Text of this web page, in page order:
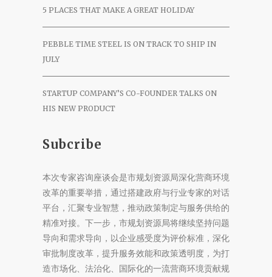
5 PLACES THAT MAKE A GREAT HOLIDAY
PEBBLE TIME STEEL IS ON TRACK TO SHIP IN
JULY
STARTUP COMPANY’S CO-FOUNDER TALKS ON
HIS NEW PRODUCT
Subcribe
本次专家咨询座谈会是市规划资源局深化营商环境
改革的重要举措，通过搭建政府与行业专家的对话
平台，汇聚专业智慧，推动政策制定与服务供给的
精准对接。下一步，市规划资源局将继续坚持问题
导向和需求导向，以企业感受度为评价标准，深化
审批制度改革，提升服务效能和政策透明度，为打
造市场化、法治化、国际化的一流营商环境贡献规